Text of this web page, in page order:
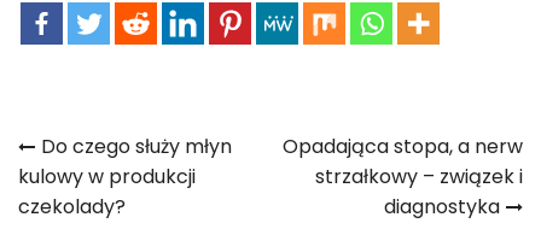
Nawigacja
wpisu
Do czego służy młyn
kulowy w produkcji
czekolady?
Opadająca stopa, a nerw
strzałkowy – związek i
diagnostyka